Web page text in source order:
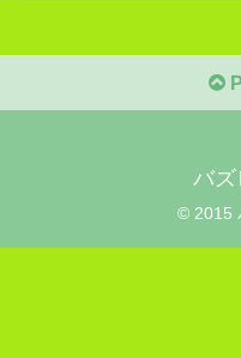
バズ
© 2015